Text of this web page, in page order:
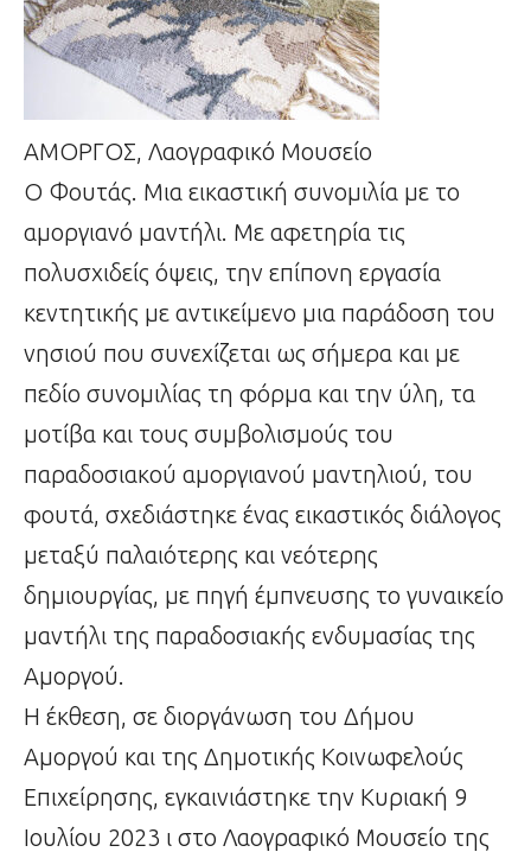
ΑΜΟΡΓΟΣ, Λαογραφικό Μουσείο
Ο Φουτάς. Μια εικαστική συνομιλία με το
αμοργιανό μαντήλι. Με αφετηρία τις
πολυσχιδείς όψεις, την επίπονη εργασία
κεντητικής με αντικείμενο μια παράδοση του
νησιού που συνεχίζεται ως σήμερα και με
πεδίο συνομιλίας τη φόρμα και την ύλη, τα
μοτίβα και τους συμβολισμούς του
παραδοσιακού αμοργιανού μαντηλιού, του
φουτά, σχεδιάστηκε ένας εικαστικός διάλογος
μεταξύ παλαιότερης και νεότερης
δημιουργίας, με πηγή έμπνευσης το γυναικείο
μαντήλι της παραδοσιακής ενδυμασίας της
Αμοργού.
Η έκθεση, σε διοργάνωση του Δήμου
Αμοργού και της Δημοτικής Κοινωφελούς
Επιχείρησης, εγκαινιάστηκε την Κυριακή 9
Ιουλίου 2023 ι στο Λαογραφικό Μουσείο της